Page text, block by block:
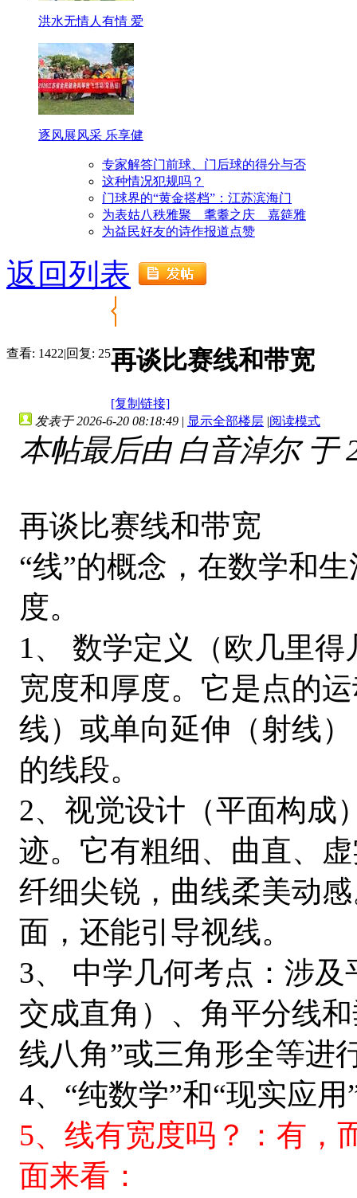
洪水无情人有情 爱
逐风展风采 乐享健
专家解答门前球、门后球的得分与否
这种情况犯规吗？
门球界的“黄金搭档”：江苏滨海门
为表姑八秩雅聚 耄耋之庆 嘉筵雅
为益民好友的诗作报道点赞
返回列表
查看: 1422|回复: 25再谈比赛线和带宽
[复制链接]
发表于 2026-6-20 08:18:49 | 显示全部楼层 |阅读模式
本帖最后由 白音淖尔 于
再谈比赛线和带宽
“线”的概念，在数学和
度。
1、 数学定义（欧几里
宽度和厚度。它是点的
线）或单向延伸（射线
的线段。
2、视觉设计（平面构成
迹。它有粗细、曲直、
纤细尖锐，曲线柔美动
面，还能引导视线。
3、 中学几何考点：涉
交成直角）、角平分线
线八角”或三角形全等进
4、“纯数学”和“现实应
5、线有宽度吗？：有，
面来看：